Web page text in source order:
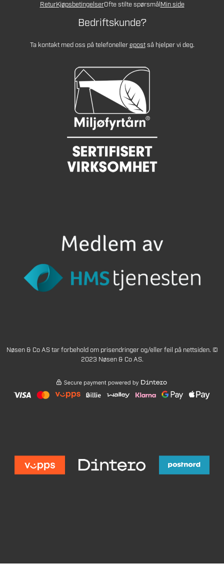
ReturKjøpsbetingelserOfte stilte spørsmålMin side
Bedriftskunde?
Ta kontakt med oss på telefonellerepostså hjelper vi deg.
Nøsen & Co AS tar forbehold om prisendringer og/eller feil på nettsiden. ©
2023 Nøsen & Co AS.